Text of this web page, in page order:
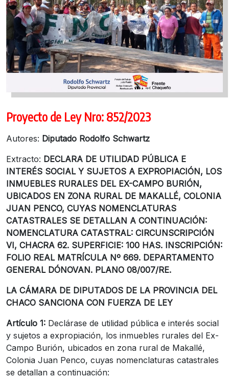
Proyecto de Ley Nro: 852/2023
Autores: Diputado Rodolfo Schwartz
Extracto: DECLARA DE UTILIDAD PÚBLICA E
INTERÉS SOCIAL Y SUJETOS A EXPROPIACIÓN, LOS
INMUEBLES RURALES DEL EX-CAMPO BURIÓN,
UBICADOS EN ZONA RURAL DE MAKALLÉ, COLONIA
JUAN PENCO, CUYAS NOMENCLATURAS
CATASTRALES SE DETALLAN A CONTINUACIÓN:
NOMENCLATURA CATASTRAL: CIRCUNSCRIPCIÓN
VI, CHACRA 62. SUPERFICIE: 100 HAS. INSCRIPCIÓN:
FOLIO REAL MATRÍCULA Nº 669. DEPARTAMENTO
GENERAL DÓNOVAN. PLANO 08/007/RE.
LA CÁMARA DE DIPUTADOS DE LA PROVINCIA DEL
CHACO SANCIONA CON FUERZA DE LEY
Artículo 1: Declárase de utilidad pública e interés social
y sujetos a expropiación, los inmuebles rurales del Ex-
Campo Burión, ubicados en zona rural de Makallé,
Colonia Juan Penco, cuyas nomenclaturas catastrales
se detallan a continuación: